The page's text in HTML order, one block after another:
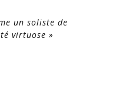
un soliste de
virtuose »